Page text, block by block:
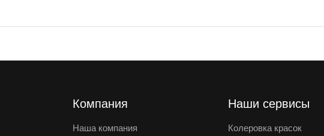
Компания
Наша компания
Наши сервисы
Колеровка красок